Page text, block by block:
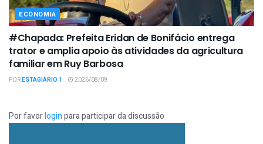
ECONOMIA
#Chapada: Prefeita Eridan de Bonifácio entrega
trator e amplia apoio às atividades da agricultura
familiar em Ruy Barbosa
PORESTAGIÁRIO 1 2026/08/09
Por favorloginpara participar da discussão